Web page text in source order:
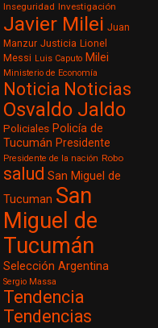
Inseguridad Investigación
Javier Milei Juan
Manzur Justicia Lionel
Messi Luis Caputo Milei
Ministerio de Economía
Noticia Noticias
Osvaldo Jaldo
Policiales Policía de
Tucumán Presidente
Presidente de la nación Robo
salud San Miguel de
Tucuman San
Miguel de
Tucumán
Selección Argentina
Sergio Massa
Tendencia
Tendencias